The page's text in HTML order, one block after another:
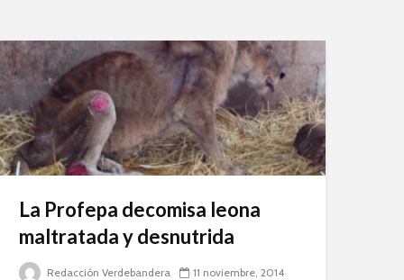
La Profepa decomisa leona
maltratada y desnutrida
Redacción Verdebandera 11 noviembre, 2014